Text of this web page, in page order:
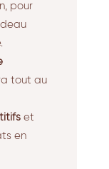
pour
tout au
et
en